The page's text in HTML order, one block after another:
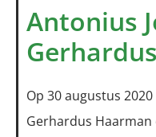
Antonius
Op 30 augustus
Gerhardus